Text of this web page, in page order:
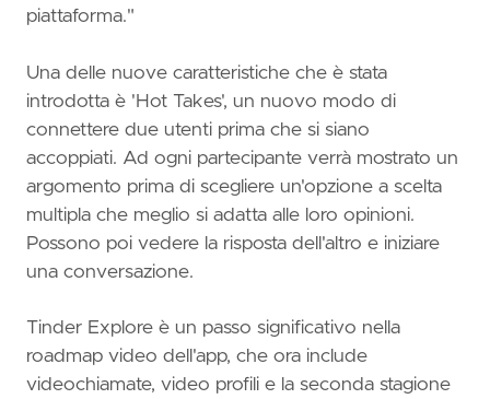
piattaforma."
Una delle nuove caratteristiche che è stata
introdotta è 'Hot Takes', un nuovo modo di
connettere due utenti prima che si siano
accoppiati. Ad ogni partecipante verrà mostrato un
argomento prima di scegliere un'opzione a scelta
multipla che meglio si adatta alle loro opinioni.
Possono poi vedere la risposta dell'altro e iniziare
una conversazione.
Tinder Explore è un passo significativo nella
roadmap video dell'app, che ora include
videochiamate, video profili e la seconda stagione